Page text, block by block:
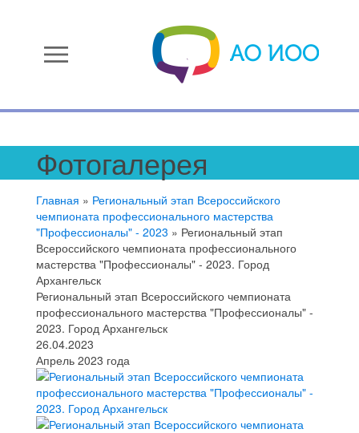
menu
Фотогалерея
Главная » Региональный этап Всероссийского
чемпионата профессионального мастерства
"Профессионалы" - 2023 » Региональный этап
Всероссийского чемпионата профессионального
мастерства "Профессионалы" - 2023. Город
Архангельск
Региональный этап Всероссийского чемпионата
профессионального мастерства "Профессионалы" -
2023. Город Архангельск
26.04.2023
Апрель 2023 года